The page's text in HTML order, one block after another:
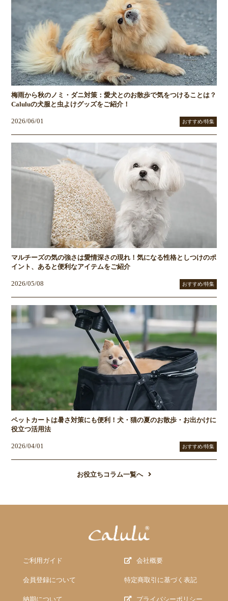
梅雨から秋のノミ・ダニ対策：愛犬とのお散歩で気をつけることは？
Caluluの犬服と虫よけグッズをご紹介！
2026/06/01 おすすめ/特集
マルチーズの気の強さは愛情深さの現れ！気になる性格としつけのポ
イント、あると便利なアイテムをご紹介
2026/05/08 おすすめ/特集
ペットカートは暑さ対策にも便利！犬・猫の夏のお散歩・お出かけに
役立つ活用法
2026/04/01 おすすめ/特集
お役立ちコラム一覧へ
ご利用ガイド
会員登録について
会社概要
特定商取引に基づく表記